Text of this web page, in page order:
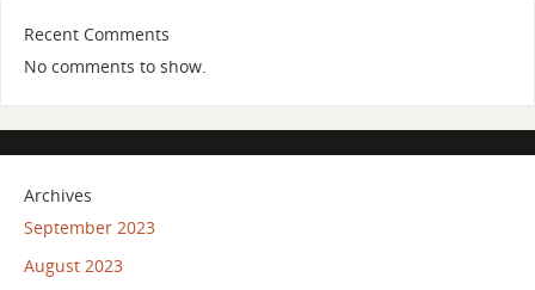
Recent Comments
No comments to show.
Archives
September 2023
August 2023